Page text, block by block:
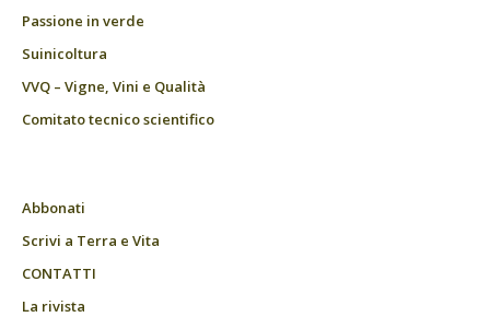
Passione in verde
Suinicoltura
VVQ – Vigne, Vini e Qualità
Comitato tecnico scientifico
Abbonati
Scrivi a Terra e Vita
CONTATTI
La rivista